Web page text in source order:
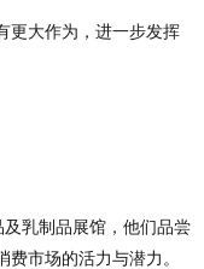
更大作为，进一步发挥
乳制品展馆，他们品尝
市场的活力与潜力。